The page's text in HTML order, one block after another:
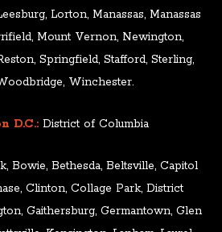
Lorton, Manassas, Manassas
Mount Vernon, Newington,
Springfield, Stafford, Sterling,
Winchester.
D.C.: District of Columbia
Bowie, Bethesda, Beltsville, Capitol
Clinton, Collage Park, District
Gaithersburg, Germantown, Glen